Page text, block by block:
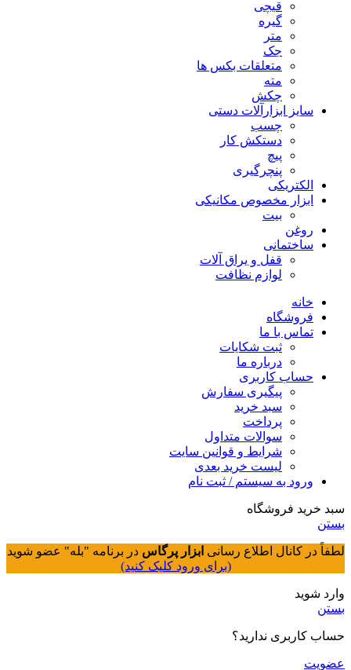
قیچی
گیره
متر
جک
متعلقات بکس ها
مته
چکش
سایز ابزارآلات دستی
چسب
دستکش کار
پیچ
پنچرگیری
الکتریکی
ابزار مخصوص مکانیکی
بیت
روغن
ساختمانی
قفل و یراق آلات
لوازم نظافت
خانه
فروشگاه
تماس با ما
ثبت شکایات
درباره ما
حساب کاربری
پیگیری سفارش
سبد خرید
پرداخت
سوالات متداول
شرایط و قوانین سایت
لیست خرید بعدی
ورود به سیستم / ثبت نام
سبد خرید فروشگاه
بستن
لطفاً در کانال اطلاع رسانی ابزار پرگاس در برنامه "بله" عضو شوید
(برای ورود کلیک کنید)
وارد شوید
بستن
حساب کاربری ندارید؟
عضویت